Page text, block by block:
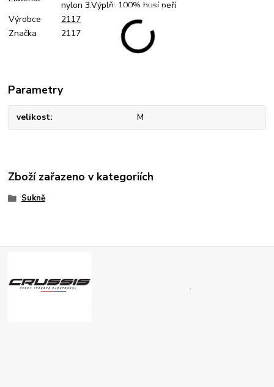
nylon 3.Výplň: 100% husí peří
Výrobce
2117
Značka
2117
Parametry
velikost M
Zboží zařazeno v kategoriích
Sukně
.